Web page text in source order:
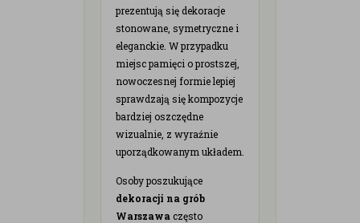
prezentują się dekoracje
stonowane, symetryczne i
eleganckie. W przypadku
miejsc pamięci o prostszej,
nowoczesnej formie lepiej
sprawdzają się kompozycje
bardziej oszczędne
wizualnie, z wyraźnie
uporządkowanym układem.
Osoby poszukujące
dekoracji na grób
Warszawa często